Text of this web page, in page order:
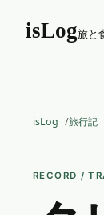
isLog旅と
isLog 旅行記
RECORD /